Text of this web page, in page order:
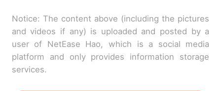
Notice: The content above (including the pictures
and videos if any) is uploaded and posted by a
user of NetEase Hao, which is a social media
platform and only provides information storage
services.